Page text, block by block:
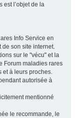
est l’objet de la
Info Service en
de son site internet.
sur le "vécu" et la
Forum maladies rares
et à leurs proches.
autorisée à
mentionné
le recommande, le